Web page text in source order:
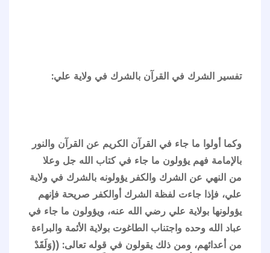
تفسير الشرك في القرآن بالشرك في ولاية علي:
وكما أولوا ما جاء في القرآن الكريم عن القرآن والنور
بالإمامة فهم يؤولون ما جاء في كتاب الله جل وعلا
من النهي عن الشرك والكفر يؤولونه بالشرك في ولاية
علي، فإذا جاءت لفظة الشرك أوالكفر صريحة فإنهم
يؤولونها بولاية علي رضي الله عنه، ويؤولون ما جاء في
عباد الله وحده واجتناب الطاغوت بولاية الأئمة والبراءة
من أعدائهم، ومن ذلك يقولون في قوله تعالى: ((وَلَقَدْ